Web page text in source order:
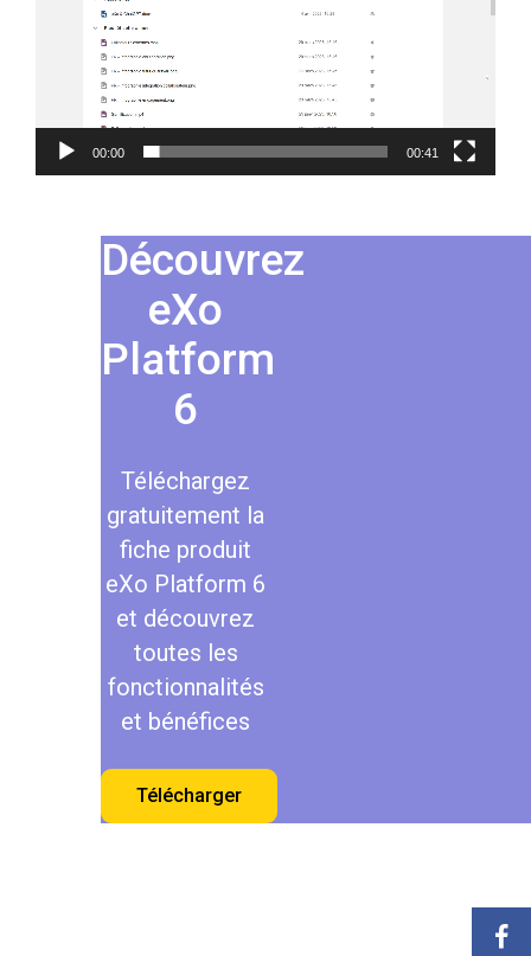
00:00 00:41
Découvrez
eXo
Platform
6
Téléchargez
gratuitement la
fiche produit
eXo Platform 6
et découvrez
toutes les
fonctionnalités
et bénéfices
Télécharger